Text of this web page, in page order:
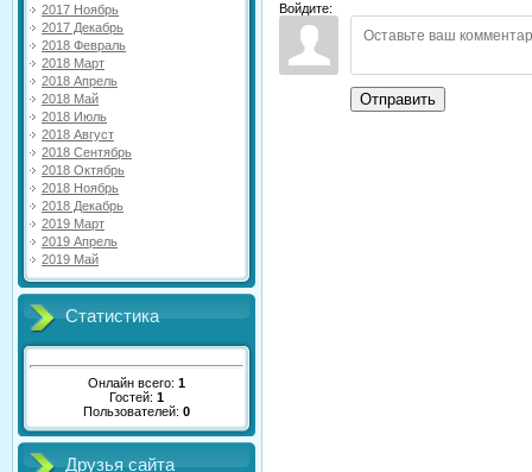
2017 Ноябрь
2017 Декабрь
2018 Февраль
2018 Март
2018 Апрель
2018 Май
2018 Июль
2018 Август
2018 Сентябрь
2018 Октябрь
2018 Ноябрь
2018 Декабрь
2019 Март
2019 Апрель
2019 Май
Статистика
Онлайн всего: 1
Гостей: 1
Пользователей: 0
Друзья сайта
Войдите:
Отправить